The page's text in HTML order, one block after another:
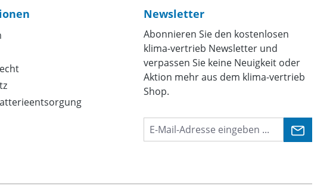
Newsletter
Abonnieren Sie den kostenlosen
klima-vertrieb Newsletter und
verpassen Sie keine Neuigkeit oder
Aktion mehr aus dem klima-vertrieb
Shop.